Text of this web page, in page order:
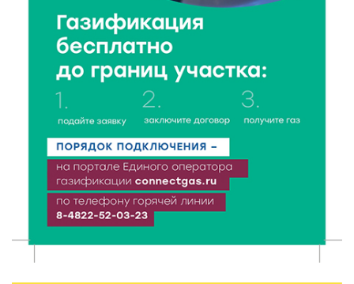
Исследование: ежемесячная смена категорий
кешбэка создает волны спроса
6 Авг 2026 16:28 405
Тверские «Романтики» покорили Витебск своей
хореографией
6 Авг 2026 16:08 493
Виталий Королев наградил строителей и
анонсировал новые проекты
6 Авг 2026 16:02 216